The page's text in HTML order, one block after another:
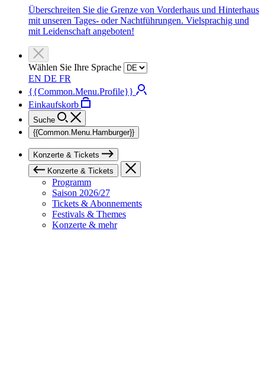
Überschreiten Sie die Grenze von Vorderhaus und Hinterhaus
mit unseren Tages- oder Nachtführungen. Vielsprachig und
mit Leidenschaft angeboten!
Wählen Sie Ihre Sprache
EN DE FR
{{Common.Menu.Profile}}
Einkaufskorb
Suche
{{Common.Menu.Hamburger}}
Konzerte & Tickets
Konzerte & Tickets
Programm
Saison 2026/27
Tickets & Abonnements
Festivals & Themes
Konzerte & mehr